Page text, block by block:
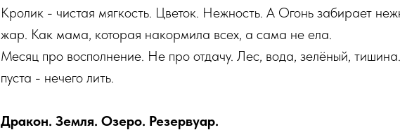
Кролик - чистая мягкость. Цветок. Нежность. А Огонь забирает
жар. Как мама, которая накормила всех, а сама не ела.
Месяц про восполнение. Не про отдачу. Лес, вода, зелёный,
пуста - нечего лить.
Дракон. Земля. Озеро. Резервуар.